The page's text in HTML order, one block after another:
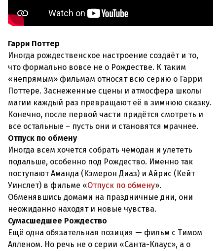
Гарри Поттер
Иногда рождественское настроение создаёт и то,
что формально вовсе не о Рождестве. К таким
«непрямым» фильмам относят всю серию о Гарри
Поттере. Заснеженные сцены и атмосфера школы
магии каждый раз превращают её в зимнюю сказку.
Конечно, после первой части придётся смотреть и
все остальные – пусть они и становятся мрачнее.
Отпуск по обмену
Иногда всем хочется собрать чемодан и улететь
подальше, особенно под Рождество. Именно так
поступают Аманда (Кэмерон Диаз) и Айрис (Кейт
Уинслет) в фильме «Отпуск по обмену».
Обменявшись домами на праздничные дни, они
неожиданно находят и новые чувства.
Сумасшедшее Рождество
Ещё одна обязательная позиция — фильм с Тимом
Алленом. Но речь не о серии «Санта-Клаус», а о